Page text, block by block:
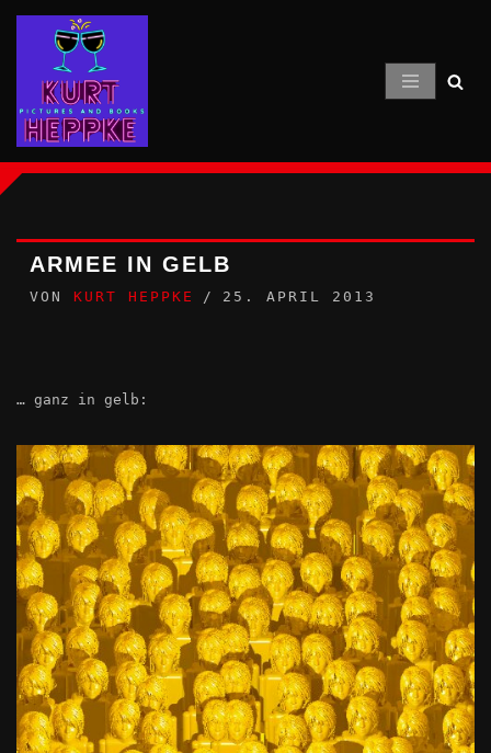
Inhalt
springen
ARMEE IN GELB
VON KURT HEPPKE 25. APRIL 2013
… ganz in gelb: